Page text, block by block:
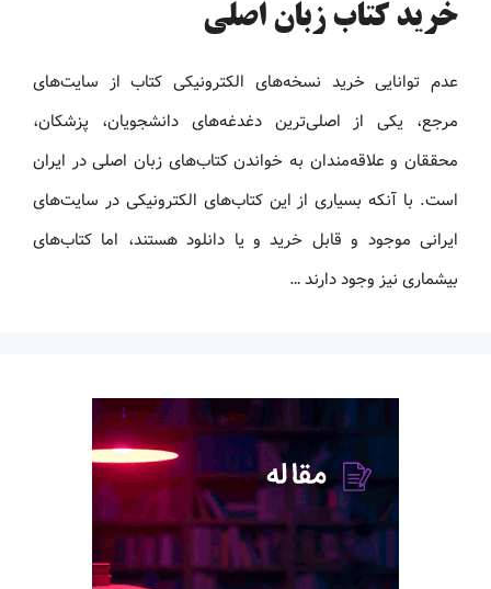
خرید کتاب زبان اصلی
عدم توانایی خرید نسخه‌های الکترونیکی کتاب‌ از سایت‌های
مرجع، یکی از اصلی‌ترین دغدغه‌های دانشجویان، پزشکان،
محققان و علاقه‌مندان به خواندن کتاب‌های زبان اصلی در ایران
است. با آنکه بسیاری از این کتاب‌های الکترونیکی در سایت‌های
ایرانی موجود و قابل خرید و یا دانلود هستند، اما کتاب‌های
بیشماری نیز وجود دارند …